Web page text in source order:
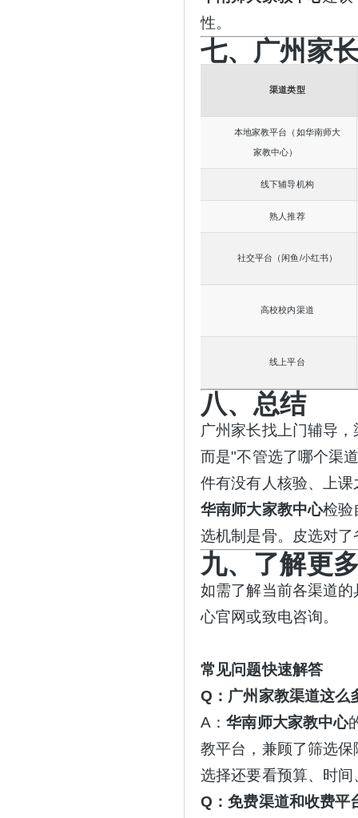
性。
七、广州家
渠道类型
本地家教平台（如华南师大
家教中心）
线下辅导机构
熟人推荐
社交平台（闲鱼 /小红书）
高校校内渠道
线上平台
八、总结
广州家长找上门辅导
而是"不管选了哪个渠
件有没有人核验、上
华南师大家教中心检验
选机制是骨。皮选对
九、了解更
如需了解当前各渠道
心官网或致电咨询。
常见问题快速解答
Q：广州家教渠道这么
A：华南师大家教中心
教平台，兼顾了筛选
选择还要看预算、时
Q：免费渠道和收费平